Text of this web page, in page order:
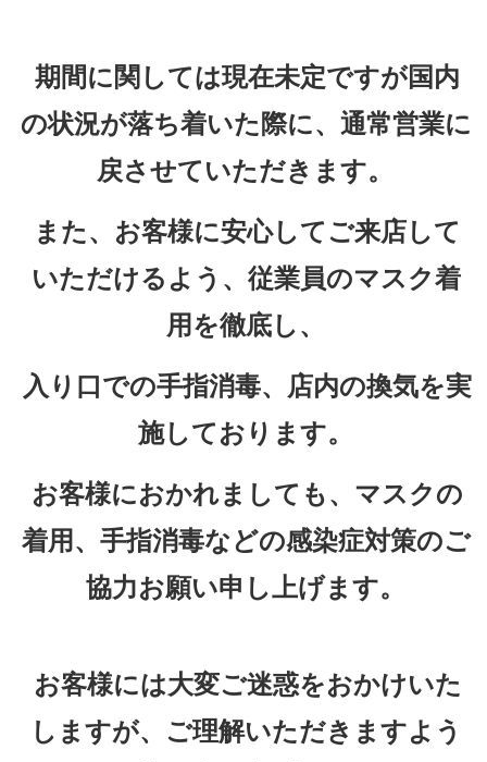
期間に関しては現在未定ですが国内
の状況が落ち着いた際に、通常営業に
戻させていただきます。
また、お客様に安心してご来店して
いただけるよう、従業員のマスク着
用を徹底し、
入り口での手指消毒、店内の換気を実
施しております。
お客様におかれましても、マスクの
着用、手指消毒などの感染症対策のご
協力お願い申し上げます。
お客様には大変ご迷惑をおかけいた
しますが、ご理解いただきますよう